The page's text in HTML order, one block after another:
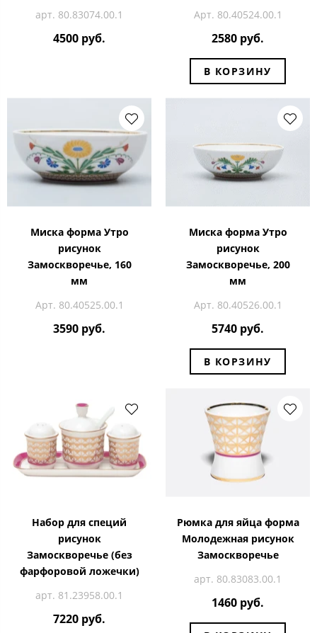
арт. 80.83074.00.1
4500 руб.
Арт. 80.40524.00.1
2580 руб.
В КОРЗИНУ
Миска форма Утро
рисунок
Замоскворечье, 160
мм
Арт. 80.40525.00.1
3590 руб.
Миска форма Утро
рисунок
Замоскворечье, 200
мм
Арт. 80.40526.00.1
5740 руб.
В КОРЗИНУ
Набор для специй
рисунок
Замоскворечье (без
фарфоровой ложечки)
арт. 81.23958.00.1
7220 руб.
Рюмка для яйца форма
Молодежная рисунок
Замоскворечье
арт. 80.83083.00.1
1460 руб.